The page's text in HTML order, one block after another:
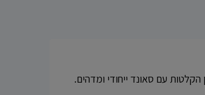
הקלטות עם סאונד ייחודי ומדהים.